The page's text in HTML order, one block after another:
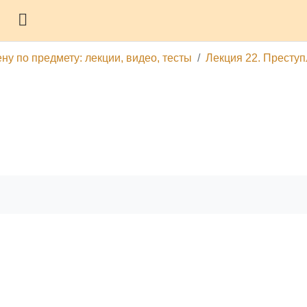
по предмету: лекции, видео, тесты Лекция 22.